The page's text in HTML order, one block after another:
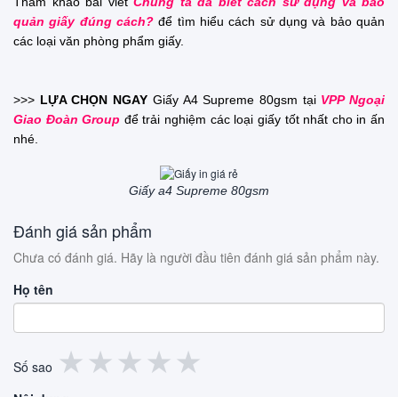
quản giấy đúng cách? để tìm hiểu cách sử dụng và bảo quản
các loại văn phòng phẩm giấy.
>>> LỰA CHỌN NGAY Giấy A4 Supreme 80gsm tại VPP Ngoại
Giao Đoàn Group để trải nghiệm các loại giấy tốt nhất cho in ấn
nhé.
Giấy a4 Supreme 80gsm
Đánh giá sản phẩm
Chưa có đánh giá. Hãy là người đầu tiên đánh giá sản phẩm này.
Họ tên
Số sao 5
★
4
★
3
★
2
★
1
sao
★